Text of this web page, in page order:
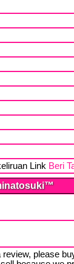
Link Beri
please